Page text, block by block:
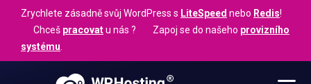
Zrychlete zásadně svůj WordPress s LiteSpeed nebo Redis!
Chceš pracovatu nás ? Zapoj se do našeho provizního
systému